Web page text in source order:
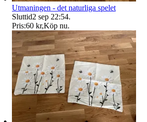
Utmaningen - det naturliga spelet
Sluttid2 sep 22:54.
Pris:60 kr,Köp nu.